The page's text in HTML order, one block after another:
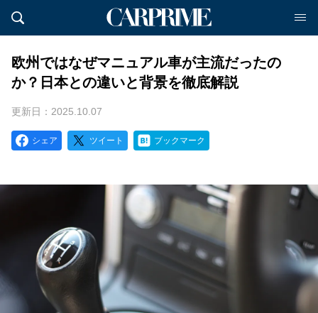
欧州ではなぜマニュアル車が主流だったの
か？日本との違いと背景を徹底解説
更新日：2025.10.07
シェア ツイート ブックマーク